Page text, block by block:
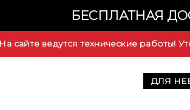
БЕСПЛАТНАЯ
На сайте ведутся технические работы!
ДЛЯ